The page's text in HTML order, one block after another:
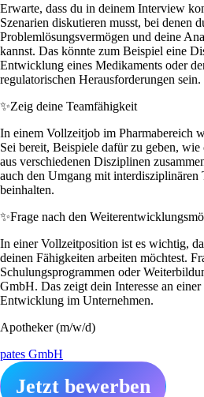
Erwarte, dass du in deinem Interview
Szenarien diskutieren musst, bei denen
Problemlösungsvermögen und deine
kannst. Das könnte zum Beispiel eine
Entwicklung eines Medikaments oder
regulatorischen Herausforderungen sein.
✨Zeig deine Teamfähigkeit
In einem Vollzeitjob im Pharmabereich
Sei bereit, Beispiele dafür zu geben,
aus verschiedenen Disziplinen
auch den Umgang mit interdisziplinären
beinhalten.
✨Frage nach den
In einer Vollzeitposition ist es wichtig,
deinen Fähigkeiten arbeiten möchtest.
Schulungsprogrammen oder
GmbH. Das zeigt dein Interesse an
Entwicklung im Unternehmen.
Apotheker (m/w/d)
pates GmbH
Jetzt bewerben